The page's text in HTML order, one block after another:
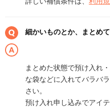
細かいものとか、まとめ
まとめた状態で預け入れ
な袋などに入れてバラバ
さい。
預け入れ申し込みでアイ